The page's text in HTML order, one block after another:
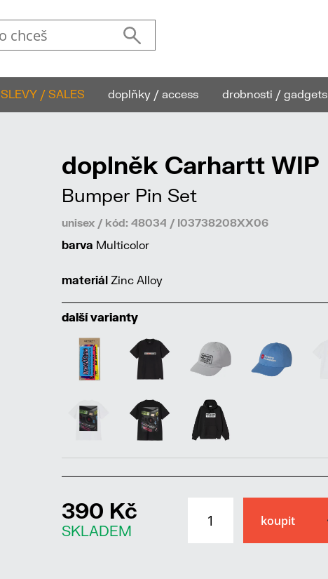
SLEVY / SALES doplňky / access drobnosti / gadgets
doplněk Carhartt WIP
Bumper Pin Set
unisex / kód: 48034 / I03738208XX06
barva Multicolor
materiál Zinc Alloy
další varianty
390 Kč
SKLADEM